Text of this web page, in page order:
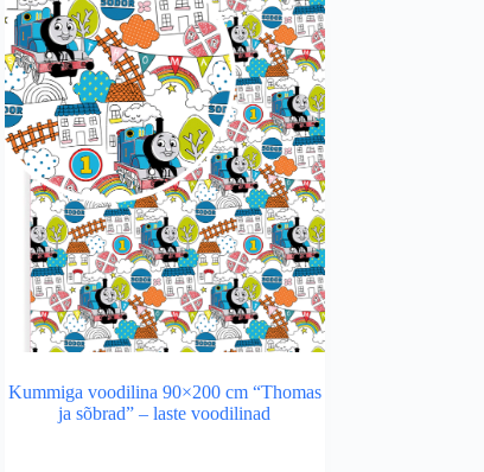
Kummiga voodilina 90×200 cm “Thomas
ja sõbrad” – laste voodilinad